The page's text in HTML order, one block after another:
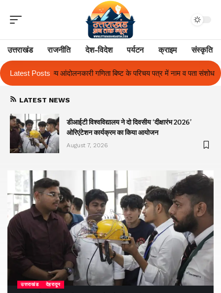
उत्तराखंड राजनीति देश-विदेश पर्यटन क्राइम संस्कृति
Latest Posts
बिष्ट के परिचय पत्र में नाम व पता संशोधन का प्रकरण का हुआ समाधान
LATEST NEWS
डीआईटी विश्वविद्यालय ने दो दिवसीय ‘दीक्षारंभ 2026’
ओरिएंटेशन कार्यक्रम का किया आयोजन
August 7, 2026
उत्तराखंड देहरादून